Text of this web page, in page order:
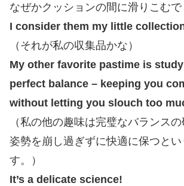
なぜかクッションの間に滑りこむで
I consider them my little
（それが私の収集品かな）
My other favorite pastime is
perfect balance – keeping you
without letting you slouch too
（私の他の趣味は完璧なバランス
姿勢を崩し過ぎずに快適に保つと
す。）
It’s a delicate science!